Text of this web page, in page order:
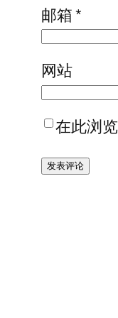
邮箱*
网站
在此浏